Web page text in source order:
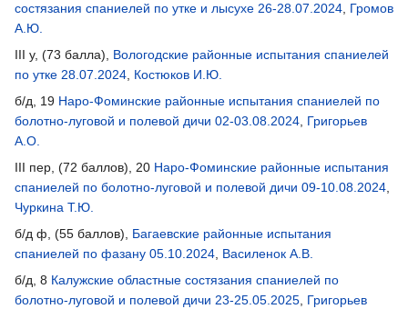
состязания спаниелей по утке и лысухе 26-28.07.2024 Громов
А.Ю.
III у, (73 балла), Вологодские районные испытания спаниелей
по утке 28.07.2024 Костюков И.Ю.
б/д, 19 Наро-Фоминские районные испытания спаниелей по
болотно-луговой и полевой дичи 02-03.08.2024 Григорьев
А.О.
III пер, (72 баллов), 20 Наро-Фоминские районные испытания
спаниелей по болотно-луговой и полевой дичи 09-10.08.2024
Чуркина Т.Ю.
б/д ф, (55 баллов), Багаевские районные испытания
спаниелей по фазану 05.10.2024 Василенок А.В.
б/д, 8 Калужские областные состязания спаниелей по
болотно-луговой и полевой дичи 23-25.05.2025 Григорьев